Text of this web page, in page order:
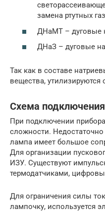
замена ртутных
ДНаМТ – дуговые
ДНаЗ – дуговые
Так как в составе
вещества,
Схема подключения
При подключении
сложности.
лампа имеет большое
Для организации
ИЗУ. Существуют
термодатчиками,
Для ограничения силы
лампочку, используется